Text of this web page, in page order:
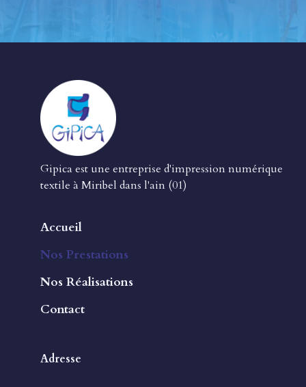
Gipica est une entreprise d'impression numérique
textile à Miribel dans l'ain (01)
Accueil
Nos Prestations
Nos Réalisations
Contact
Adresse